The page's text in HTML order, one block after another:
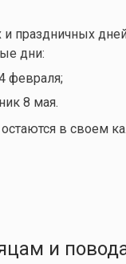
праздничных
дни:
февраля;
8 мая.
в своем
и